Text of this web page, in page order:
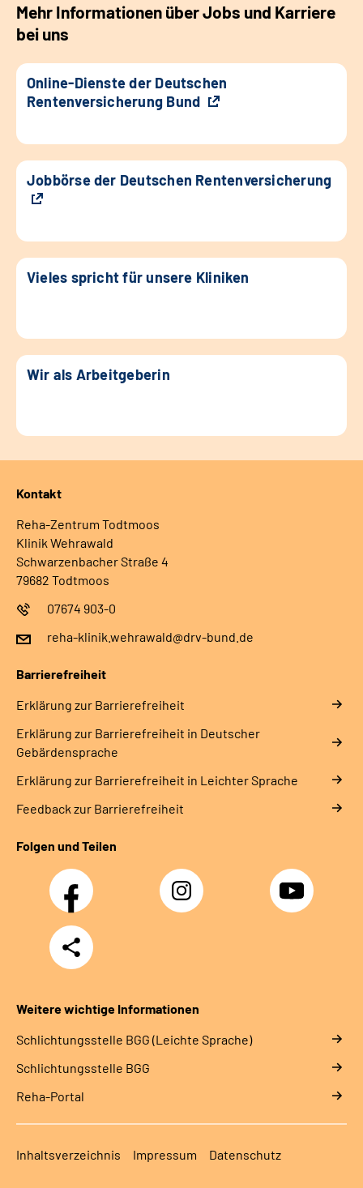
Mehr Informationen über Jobs und Karriere
bei uns
Online-Dienste der Deutschen
Rentenversicherung Bund
Jobbörse der Deutschen Rentenversicherung
Vieles spricht für unsere Kliniken
Wir als Arbeitgeberin
Kontakt
Reha-Zentrum Todtmoos
Klinik Wehrawald
Schwarzenbacher Straße 4
79682 Todtmoos
07674 903-0
reha-klinik.wehrawald@drv-bund.de
Barrierefreiheit
Erklärung zur Barrierefreiheit
Erklärung zur Barrierefreiheit in Deutscher
Gebärdensprache
Erklärung zur Barrierefreiheit in Leichter Sprache
Feedback zur Barrierefreiheit
Folgen und Teilen
Facebook Instagram YouTube
Teilen
Weitere wichtige Informationen
Schlich­tungs­stel­le BGG (Leichte Sprache)
Schlich­tungs­stel­le BGG
Reha-Portal
Inhaltsverzeichnis Impressum Datenschutz